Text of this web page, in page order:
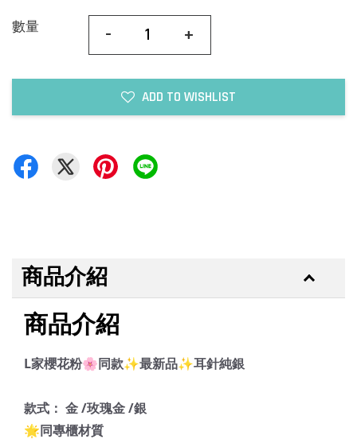
數量 - +
ADD TO WISHLIST
商品介紹
商品介紹
L家櫻花粉🌸同款✨最新品✨耳針純銀
款式： 金 /玫瑰金 /銀
🌟同專櫃材質